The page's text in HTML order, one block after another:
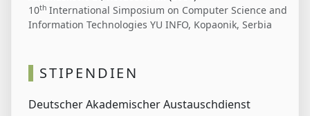
10th International Simposium on Computer Science and
Information Technologies YU INFO, Kopaonik, Serbia
STIPENDIEN
Deutscher Akademischer Austauschdienst